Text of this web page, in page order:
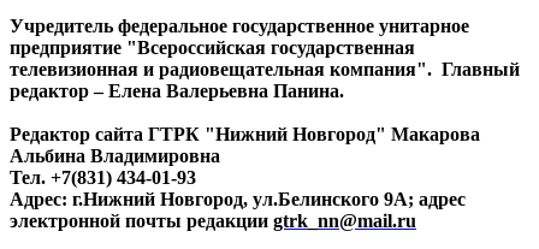
Учредитель федеральное государственное унитарное
предприятие "Всероссийская государственная
телевизионная и радиовещательная компания". Главный
редактор – Елена Валерьевна Панина.
Редактор сайта ГТРК "Нижний Новгород" Макарова
Альбина Владимировна
Тел. +7(831) 434-01-93
Адрес: г.Нижний Новгород, ул.Белинского 9А; адрес
электронной почты редакции gtrk_nn@mail.ru